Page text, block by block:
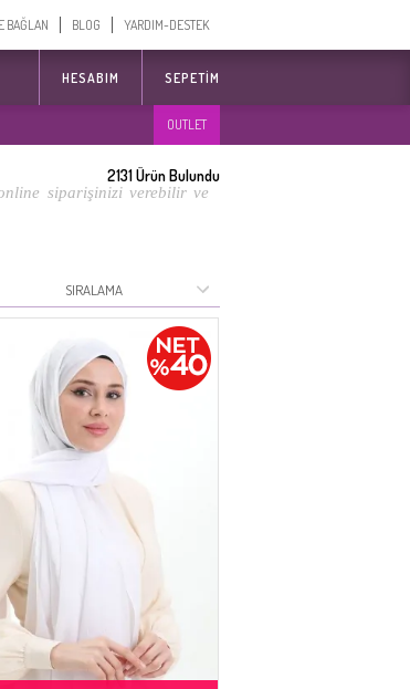
BAĞLAN BLOG YARDIM-DESTEK
HESABIM SEPETIM
OUTLET
siparişinizi verebilir ve
2131Ürün Bulundu